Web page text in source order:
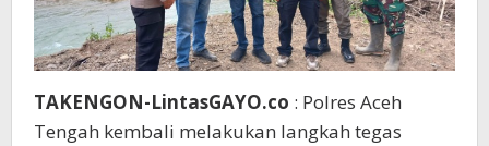
TAKENGON-LintasGAYO.co : Polres Aceh
Tengah kembali melakukan langkah tegas